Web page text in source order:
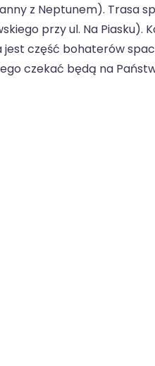
z Neptunem). Trasa
przy ul. Na Piasku).
część bohaterów
czekać będą na